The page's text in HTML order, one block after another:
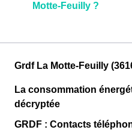
Motte-Feuilly ?
Grdf La Motte-Feuilly
La consommation
décryptée
GRDF : Contacts